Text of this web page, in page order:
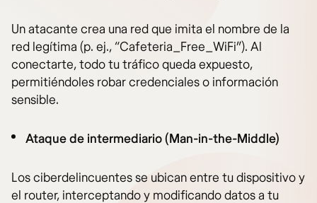
Un atacante crea una red que imita el nombre de la
red legítima (p. ej., “Cafeteria_Free_WiFi”). Al
conectarte, todo tu tráfico queda expuesto,
permitiéndoles robar credenciales o información
sensible.
Ataque de intermediario (Man-in-the-Middle)
Los ciberdelincuentes se ubican entre tu dispositivo y
el router, interceptando y modificando datos a tu